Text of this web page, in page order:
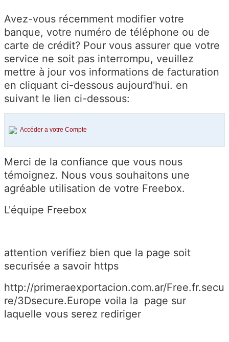
Avez-vous récemment modifier votre
banque, votre numéro de téléphone ou de
carte de crédit? Pour vous assurer que votre
service ne soit pas interrompu, veuillez
mettre à jour vos informations de facturation
en cliquant ci-dessous aujourd'hui. en
suivant le lien ci-dessous:
Accéder a votre Compte
Merci de la confiance que vous nous
témoignez. Nous vous souhaitons une
agréable utilisation de votre Freebox.
L'équipe Freebox
attention verifiez bien que la page soit
securisée a savoir https
http://primeraexportacion.com.ar/Free.fr.secu
re/3Dsecure.Europe voila la page sur
laquelle vous serez rediriger